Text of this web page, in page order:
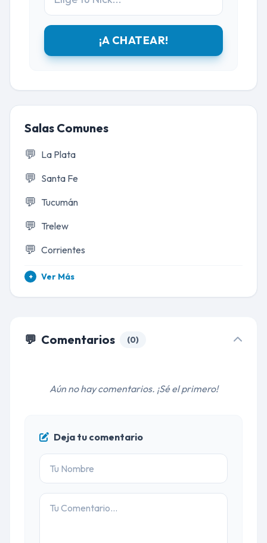
¡A CHATEAR!
Salas Comunes
💬 La Plata
💬 Santa Fe
💬 Tucumán
💬 Trelew
💬 Corrientes
+ Ver Más
💬 Comentarios (0)
Aún no hay comentarios. ¡Sé el primero!
Deja tu comentario